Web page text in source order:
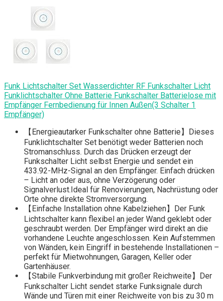
Funk Lichtschalter Set Wasserdichter RF Funkschalter Licht
Funklichtschalter Ohne Batterie Funkschalter Batterielose mit
Empfänger Fernbedienung für Innen Außen(3 Schalter 1
Empfänger)
【Energieautarker Funkschalter ohne Batterie】Dieses
Funklichtschalter Set benötigt weder Batterien noch
Stromanschluss. Durch das Drücken erzeugt der
Funkschalter Licht selbst Energie und sendet ein
433.92-MHz-Signal an den Empfänger. Einfach drücken
– Licht an oder aus, ohne Verzögerung oder
Signalverlust.Ideal für Renovierungen, Nachrüstung oder
Orte ohne direkte Stromversorgung.
【Einfache Installation ohne Kabelziehen】Der Funk
Lichtschalter kann flexibel an jeder Wand geklebt oder
geschraubt werden. Der Empfänger wird direkt an die
vorhandene Leuchte angeschlossen. Kein Aufstemmen
von Wänden, kein Eingriff in bestehende Installationen –
perfekt für Mietwohnungen, Garagen, Keller oder
Gartenhäuser.
【Stabile Funkverbindung mit großer Reichweite】Der
Funkschalter Licht sendet starke Funksignale durch
Wände und Türen mit einer Reichweite von bis zu 30 m